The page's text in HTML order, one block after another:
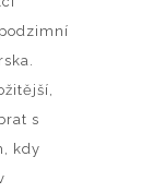
s
kdy